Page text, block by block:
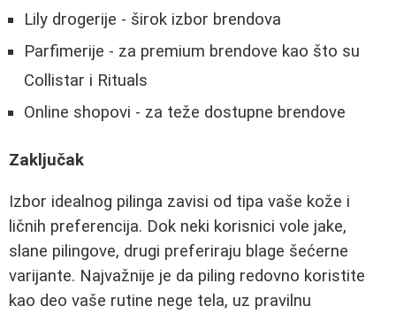
Lily drogerije - širok izbor brendova
Parfimerije - za premium brendove kao što su
Collistar i Rituals
Online shopovi - za teže dostupne brendove
Zaključak
Izbor idealnog pilinga zavisi od tipa vaše kože i
ličnih preferencija. Dok neki korisnici vole jake,
slane pilingove, drugi preferiraju blage šećerne
varijante. Najvažnije je da piling redovno koristite
kao deo vaše rutine nege tela, uz pravilnu